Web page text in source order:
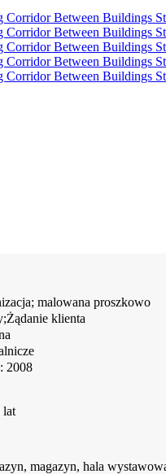
malowana proszkowo
klienta
2008
lat
magazyn, hala